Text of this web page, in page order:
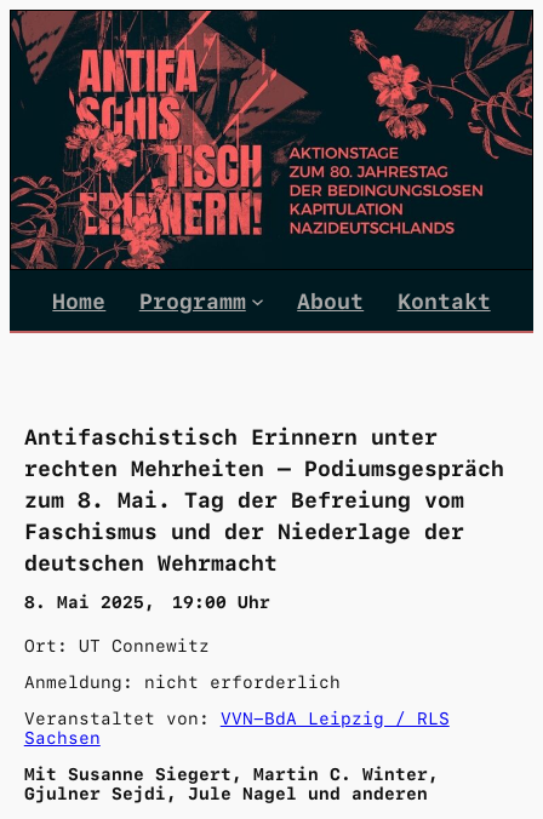
Zum
Inhalt
springen
Home Programm About Kontakt
Antifaschistisch Erinnern unter
rechten Mehrheiten – Podiumsgespräch
zum 8. Mai. Tag der Befreiung vom
Faschismus und der Niederlage der
deutschen Wehrmacht
8. Mai 2025 19:00 Uhr
Ort: UT Connewitz
Anmeldung: nicht erforderlich
VVN-BdA Leipzig / RLS
Sachsen
Mit Susanne Siegert, Martin C. Winter,
Gjulner Sejdi, Jule Nagel und anderen